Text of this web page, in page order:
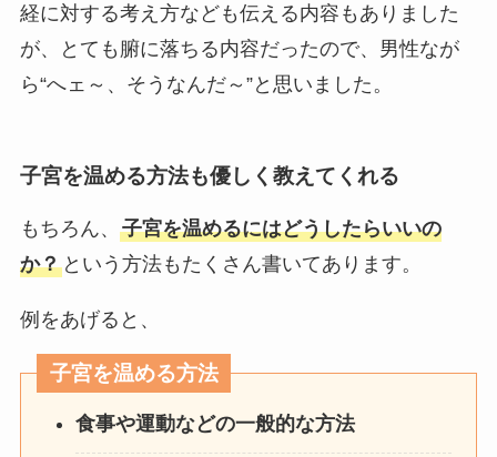
経に対する考え方なども伝える内容もありました
が、とても腑に落ちる内容だったので、男性なが
ら“へェ～、そうなんだ～”と思いました。
子宮を温める方法も優しく教えてくれる
もちろん、 子宮を温めるにはどうしたらいいの
か？という方法もたくさん書いてあります。
例をあげると、
子宮を温める方法
食事や運動などの一般的な方法